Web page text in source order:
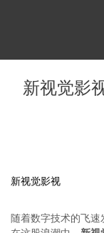
新视觉影
新视觉影视
随着数字技术的飞速